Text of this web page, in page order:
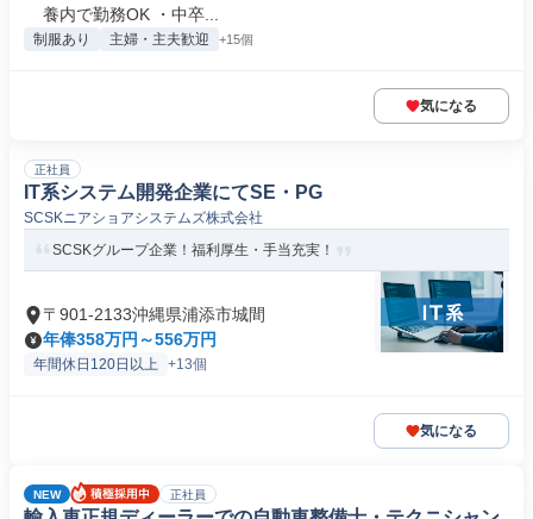
養内で勤務OK ・中卒...
制服あり 主婦・主夫歓迎 +15個
気になる
正社員
IT系システム開発企業にてSE・PG
SCSKニアショアシステムズ株式会社
SCSKグループ企業！福利厚生・手当充実！
〒901-2133沖縄県浦添市城間
年俸358万円～556万円
年間休日120日以上 +13個
気になる
NEW 正社員